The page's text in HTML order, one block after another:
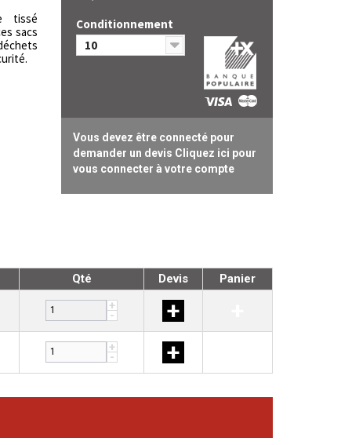
tissé
sacs
Conditionnement
10
Vous devez être connecté pour
demander un devis Cliquez ici pour
vous connecter à votre compte
Qté Devis Panier
+
- +
+
- +